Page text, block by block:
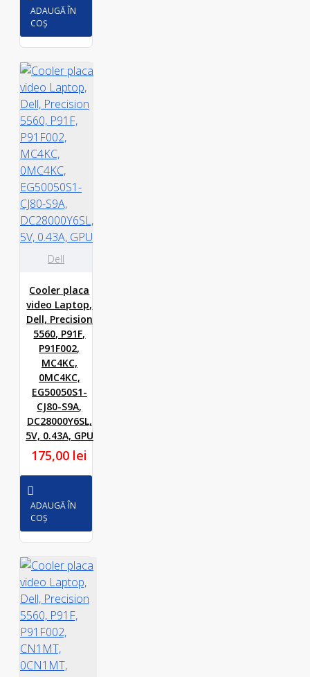
ADAUGĂ ÎN
COȘ
Dell
Cooler placa
video Laptop,
Dell, Precision
5560, P91F,
P91F002,
MC4KC,
0MC4KC,
EG50050S1-
CJ80-S9A,
DC28000Y6SL,
5V, 0.43A, GPU
175,00 lei
ADAUGĂ ÎN
COȘ